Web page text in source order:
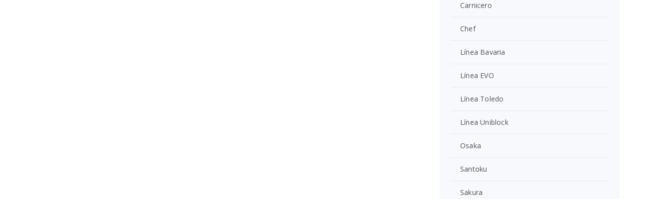
Carnicero
Chef
Línea Bavaria
Línea EVO
Línea Toledo
Línea Uniblock
Osaka
Santoku
Sakura